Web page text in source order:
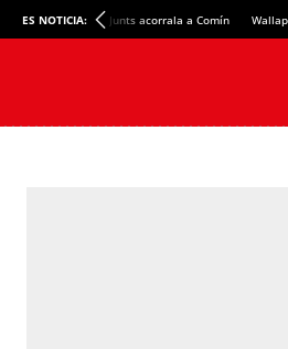
ES NOTICIA: Junts acorrala a Comín